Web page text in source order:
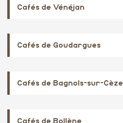
Cafés de Vénéjan
Cafés de Goudargues
Cafés de Bagnols-sur-Cèze
Cafés de Bollène